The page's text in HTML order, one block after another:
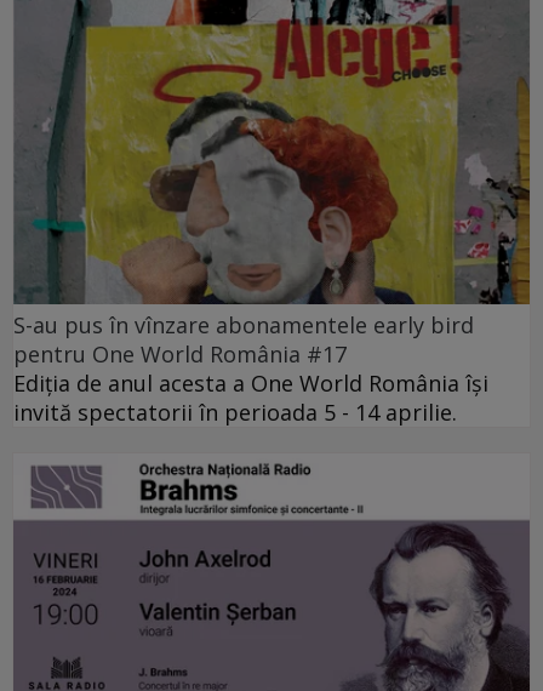
S-au pus în vînzare abonamentele early bird
pentru One World România #17
Ediția de anul acesta a One World România își
invită spectatorii în perioada 5 - 14 aprilie.